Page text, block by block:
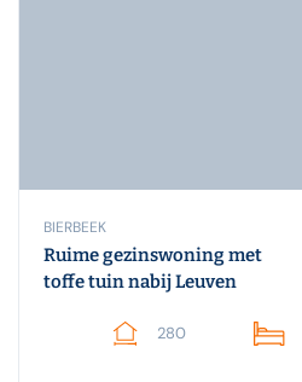
BIERBEEK
Ruime gezinswoning met
toffe tuin nabij Leuven
280